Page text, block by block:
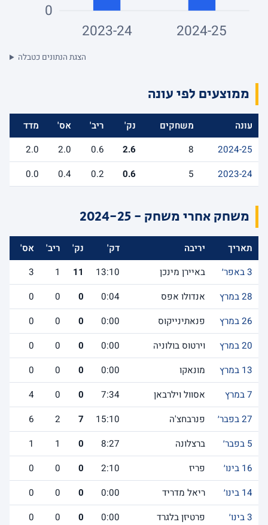
0
2023-24 2024-25
הצגת הנתונים כטבלה
ממוצעים לפי עונה
עונה משחקים נק' ריב' אס'
מדד
2024-25
8
2.6
0.6
2.0
2.0
2023-24
5
0.6
0.2
0.4
0.0
משחק אחרי משחק - 2024-25
תאריך יריבה דק' נק' ריב' אס'
3 באפר׳
באיירן מינכן 13:10
11
1
3
28 במרץ
אנדולו אפס 0:04
0
0
0
26 במרץ
פנאתינייקוס 0:00
0
0
0
20 במרץ
וירטוס בולוניה 0:00
0
0
0
13 במרץ
מונאקו 0:00
0
0
0
7 במרץ
אסוול וילרבאן 7:34
0
0
4
27 בפבר׳
פנרבחצ'ה 15:10
7
2
6
5 בפבר׳
ברצלונה 8:27
0
1
1
16 בינו׳
פריז 2:10
0
0
0
14 בינו׳
ריאל מדריד 0:00
0
0
0
3 בינו׳
פרטיזן בלגרד 0:00
0
0
0